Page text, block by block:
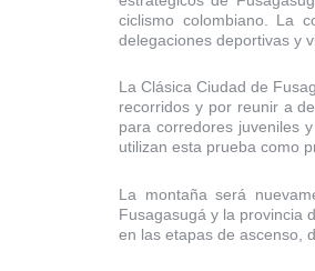
ciclismo colombiano. La
delegaciones deportivas y
La Clásica Ciudad de
recorridos y por reunir a
para corredores juveniles
utilizan esta prueba como
La montaña será
Fusagasugá y la provincia
en las etapas de ascenso,